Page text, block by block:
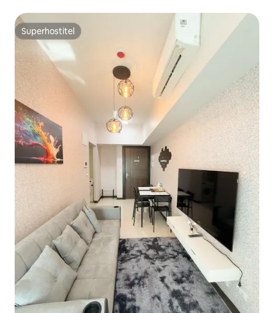
Superhostiteľ
Superhostiteľ